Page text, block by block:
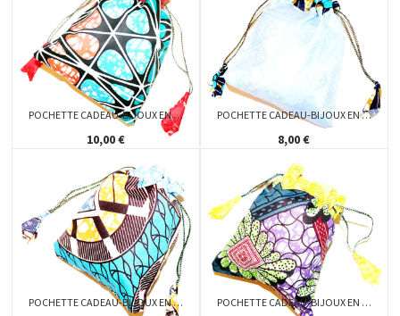
POCHETTE CADEAU-BIJOUX EN …
10,00 €
POCHETTE CADEAU-BIJOUX EN …
8,00 €
POCHETTE CADEAU-BIJOUX EN … POCHETTE CADEAU-BIJOUX EN …